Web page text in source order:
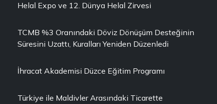
Helal Expo ve 12. Dünya Helal Zirvesi
TCMB %3 Oranındaki Döviz Dönüşüm Desteğinin
Süresini Uzattı, Kuralları Yeniden Düzenledi
İhracat Akademisi Düzce Eğitim Programı
Türkiye ile Maldivler Arasındaki Ticarette